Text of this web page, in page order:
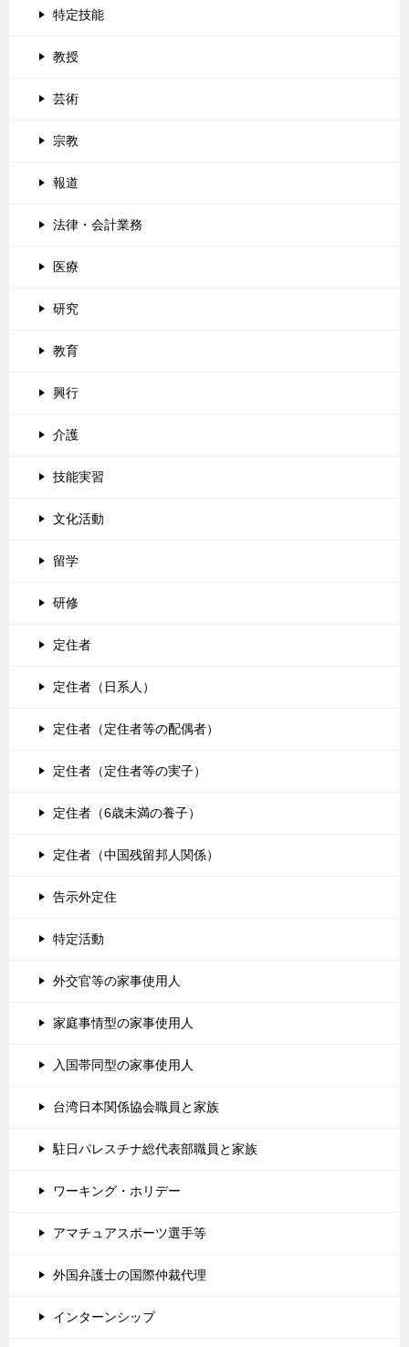
特定技能
教授
芸術
宗教
報道
法律・会計業務
医療
研究
教育
興行
介護
技能実習
文化活動
留学
研修
定住者
定住者（日系人）
定住者（定住者等の配偶者）
定住者（定住者等の実子）
定住者（6歳未満の養子）
定住者（中国残留邦人関係）
告示外定住
特定活動
外交官等の家事使用人
家庭事情型の家事使用人
入国帯同型の家事使用人
台湾日本関係協会職員と家族
駐日パレスチナ総代表部職員と家族
ワーキング・ホリデー
アマチュアスポーツ選手等
外国弁護士の国際仲裁代理
インターンシップ